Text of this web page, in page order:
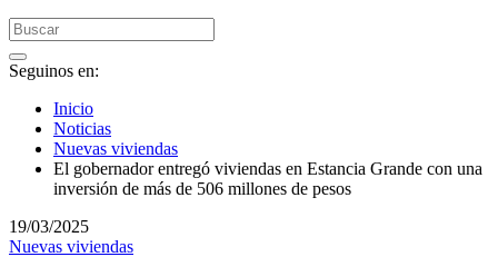
Seguinos en:
Inicio
Noticias
Nuevas viviendas
El gobernador entregó viviendas en Estancia Grande con una
inversión de más de 506 millones de pesos
19/03/2025
Nuevas viviendas